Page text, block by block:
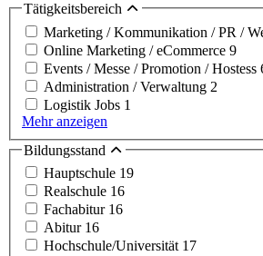
Tätigkeitsbereich
Marketing / Kommunikation / PR /
Online Marketing / eCommerce 9
Events / Messe / Promotion / Hostess
Administration / Verwaltung 2
Logistik Jobs 1
Mehr anzeigen
Bildungsstand
Hauptschule 19
Realschule 16
Fachabitur 16
Abitur 16
Hochschule/Universität 17